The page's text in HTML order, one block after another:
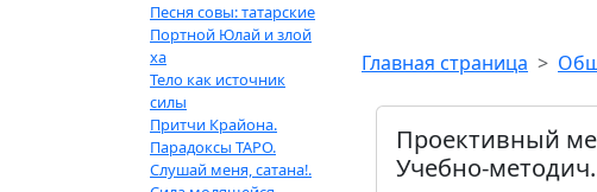
Песня совы: татарские
Портной Юлай и злой
ха
Тело как источник
силы
Притчи Крайона.
Парадоксы ТАРО.
Слушай меня, сатана!.
Главная страница
Проективный
Учебно-